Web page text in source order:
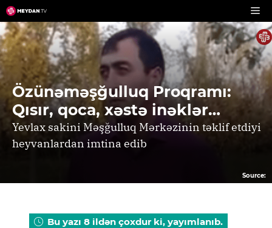
Skip
to
content
Özünəməşğulluq Proqramı:
Qısır, qoca, xəstə inəklər…
Yevlax sakini Məşğulluq Mərkəzinin təklif etdiyi
heyvanlardan imtina edib
Source:
Bu yazı 8 ildən çoxdur ki, yayımlanıb.